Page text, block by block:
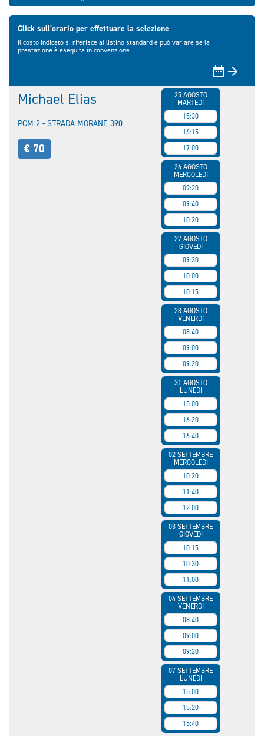
Click sull'orario per effettuare la selezione
il costo indicato si riferisce al listino standard e puó variare se la
prestazione è eseguita in convenzione
 
Michael Elias
PCM 2 - STRADA MORANE 390
€ 70
25 AGOSTO
MARTEDI
15:30
16:15
17:00
26 AGOSTO
MERCOLEDI
09:20
09:40
10:20
27 AGOSTO
GIOVEDI
09:30
10:00
10:15
28 AGOSTO
VENERDI
08:40
09:00
09:20
31 AGOSTO
LUNEDI
15:00
16:20
16:40
02 SETTEMBRE
MERCOLEDI
10:20
11:40
12:00
03 SETTEMBRE
GIOVEDI
10:15
10:30
11:00
04 SETTEMBRE
VENERDI
08:40
09:00
09:20
07 SETTEMBRE
LUNEDI
15:00
15:20
15:40